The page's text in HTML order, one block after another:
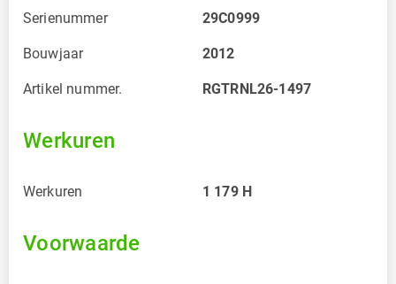
Serienummer 29C0999
Bouwjaar 2012
Artikel nummer. RGTRNL26-1497
Werkuren
Werkuren 1 179 H
Voorwaarde